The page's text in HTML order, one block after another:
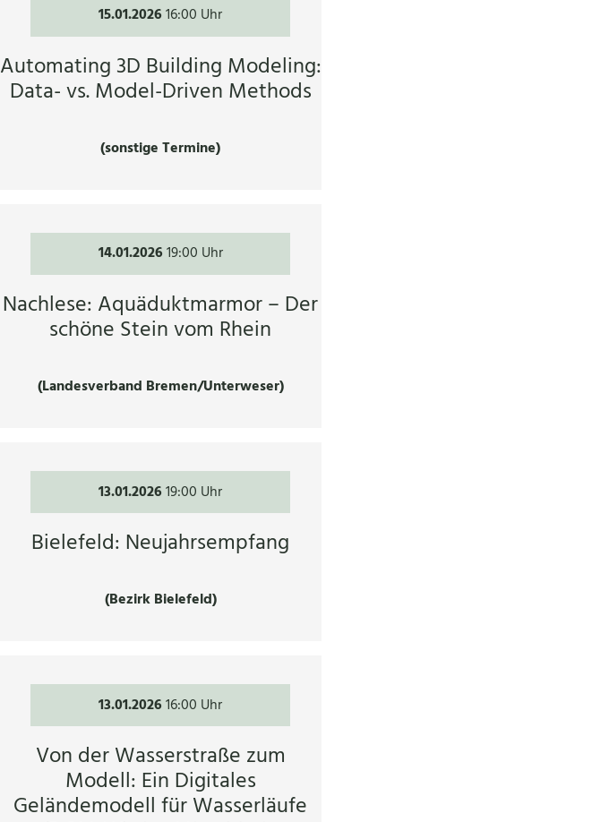
15.01.202616:00 Uhr
Automating 3D Building Modeling:
Data- vs. Model-Driven Methods
(sonstige Termine)
14.01.202619:00 Uhr
Nachlese: Aquäduktmarmor – Der
schöne Stein vom Rhein
(Landesverband Bremen/Unterweser)
13.01.202619:00 Uhr
Bielefeld: Neujahrsempfang
(Bezirk Bielefeld)
13.01.202616:00 Uhr
Von der Wasserstraße zum
Modell: Ein Digitales
Geländemodell für Wasserläufe